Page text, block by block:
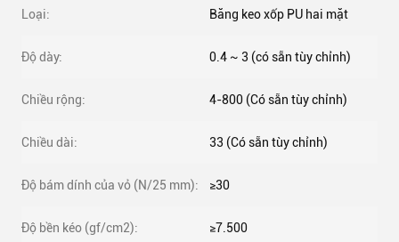
Loại: Băng keo xốp PU hai mặt
Độ dày: 0.4 ~ 3 (có sẵn tùy chỉnh)
Chiều rộng: 4-800 (Có sẵn tùy chỉnh)
Chiều dài: 33 (Có sẵn tùy chỉnh)
Độ bám dính của vỏ (N/25 mm): ≥30
Độ bền kéo (gf/cm2): ≥7.500